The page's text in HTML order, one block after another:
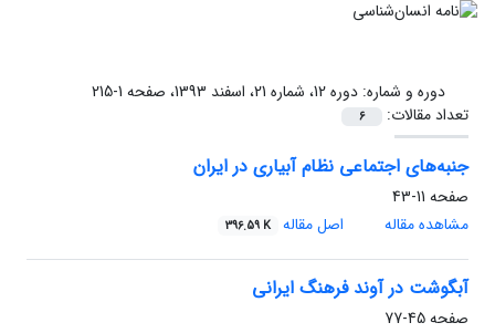
دوره و شماره:دوره 12، شماره 21، اسفند 1393، صفحه 1-215
تعداد مقالات:
6
جنبه‌های اجتماعی نظام آبیاری در ایران
صفحه 11-43
مشاهده مقاله
اصل مقاله 396.59 K
آبگوشت در آوند فرهنگ ایرانی
صفحه45-77